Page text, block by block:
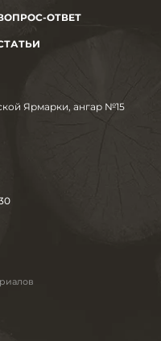
ОТВЕТ
Ярмарки, ангар №15